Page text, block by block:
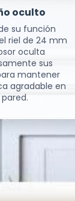
oculto
su función
riel de 24 mm
oculta
sus
mantener
agradable en